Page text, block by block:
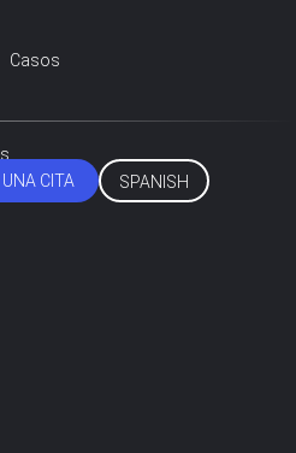
Casos
UNA CITA SPANISH